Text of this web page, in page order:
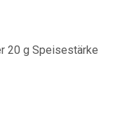
20 g Speisestärke